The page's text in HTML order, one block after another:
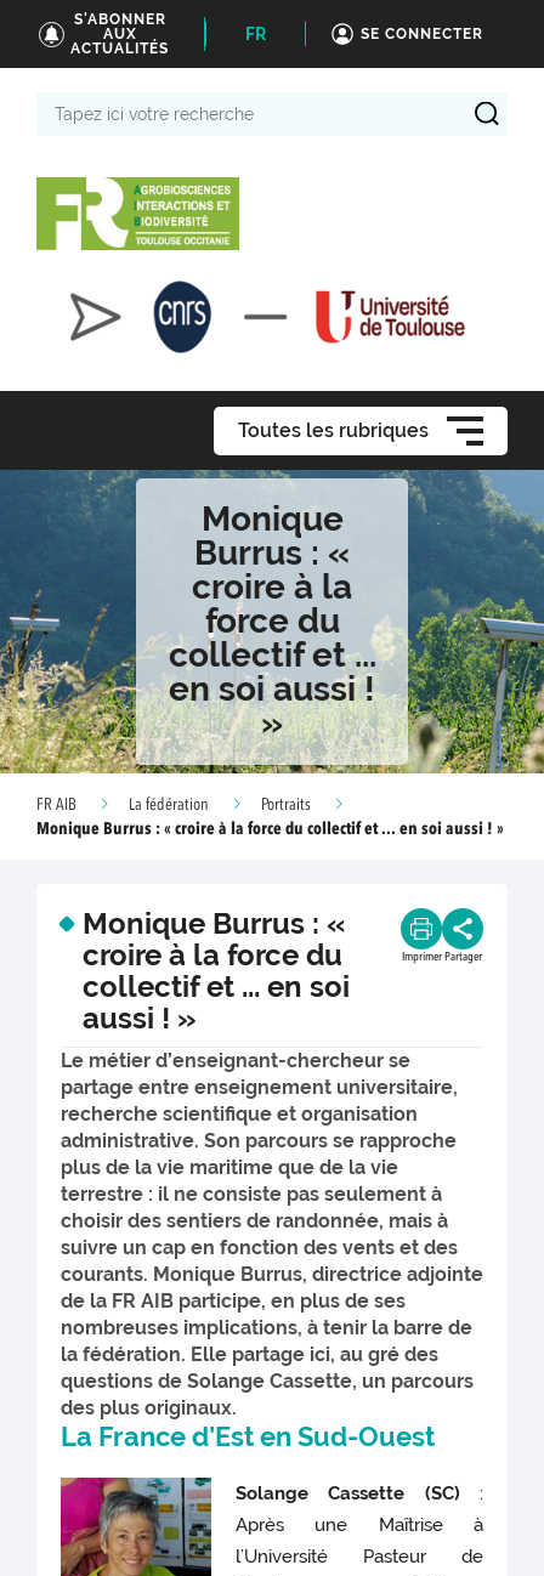
S'ABONNER
AUX
ACTUALITÉS
FR SE CONNECTER
Toutes les rubriques
Monique
Burrus : «
croire à la
force du
collectif et ...
en soi aussi !
»
FR AIB La fédération
Portraits
Monique Burrus : « croire à la force du collectif et ... en soi aussi ! »
Monique Burrus : «
croire à la force du
collectif et ... en soi
aussi ! »
Imprimer Partager
Le métier d’enseignant-chercheur se
partage entre enseignement universitaire,
recherche scientifique et organisation
administrative. Son parcours se rapproche
plus de la vie maritime que de la vie
terrestre : il ne consiste pas seulement à
choisir des sentiers de randonnée, mais à
suivre un cap en fonction des vents et des
courants. Monique Burrus, directrice adjointe
de la FR AIB participe, en plus de ses
nombreuses implications, à tenir la barre de
la fédération. Elle partage ici, au gré des
questions de Solange Cassette, un parcours
des plus originaux.
La France d’Est en Sud-Ouest
Solange Cassette (SC) :
Après une Maîtrise à
l’Université Pasteur de